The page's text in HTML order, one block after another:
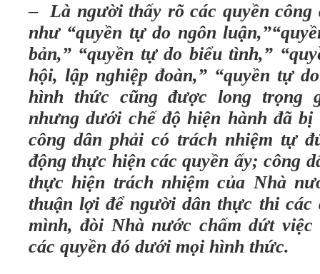
–Là người thấy rõ các quyền
như “quyền tự do ngôn
bản,” “quyền tự do biểu tình,”
hội, lập nghiệp đoàn,” “quyền tự
hình thức cũng được long trọng
nhưng dưới chế độ hiện hành đã
công dân phải có trách nhiệm tự
động thực hiện các quyền ấy; công
thực hiện trách nhiệm của Nhà
thuận lợi để người dân thực thi các
mình, đòi Nhà nước chấm dứt
các quyền đó dưới mọi hình thức.